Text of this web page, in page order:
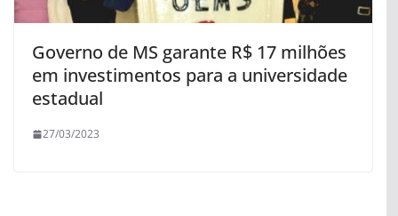
Governo de MS garante R$ 17 milhões
em investimentos para a universidade
estadual
27/03/2023